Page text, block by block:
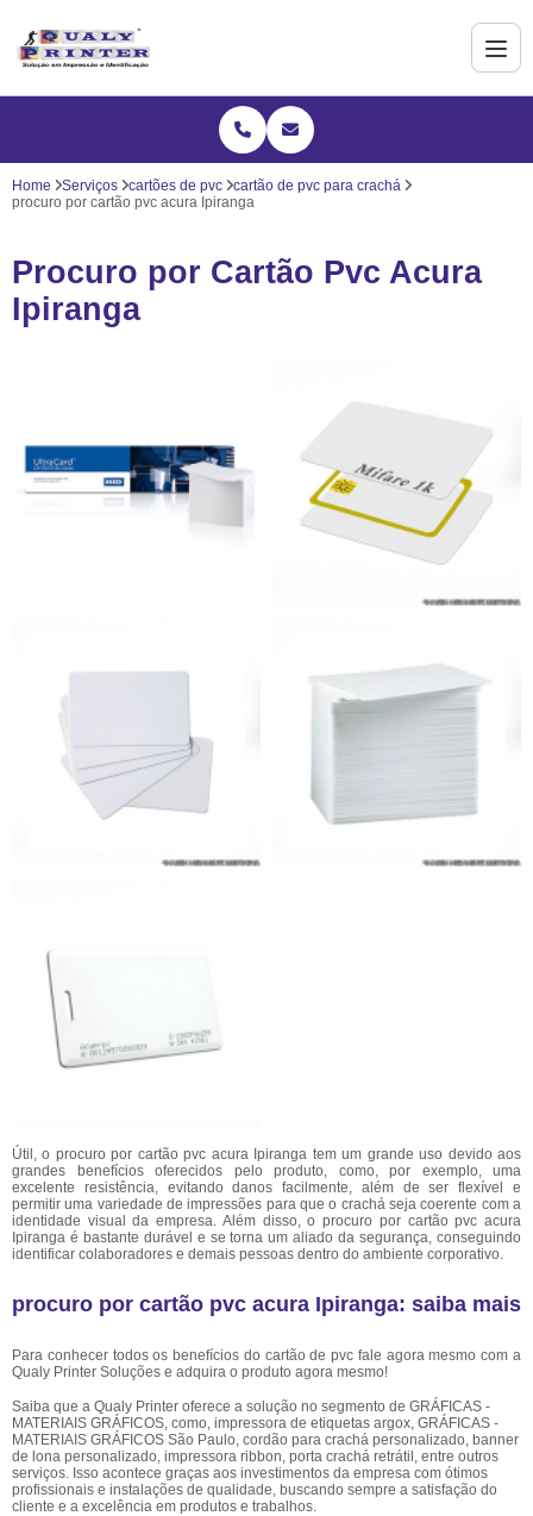
Home Serviços cartões de pvc
cartão de pvc para crachá
procuro por cartão pvc acura Ipiranga
Procuro por Cartão Pvc Acura
Ipiranga
Útil, o procuro por cartão pvc acura Ipiranga tem um grande uso devido aos
grandes benefícios oferecidos pelo produto, como, por exemplo, uma
excelente resistência, evitando danos facilmente, além de ser flexível e
permitir uma variedade de impressões para que o crachá seja coerente com a
identidade visual da empresa. Além disso, o procuro por cartão pvc acura
Ipiranga é bastante durável e se torna um aliado da segurança, conseguindo
identificar colaboradores e demais pessoas dentro do ambiente corporativo.
procuro por cartão pvc acura Ipiranga: saiba mais
Para conhecer todos os benefícios do cartão de pvc fale agora mesmo com a
Qualy Printer Soluções e adquira o produto agora mesmo!
Saiba que a Qualy Printer oferece a solução no segmento de GRÁFICAS -
MATERIAIS GRÁFICOS, como, impressora de etiquetas argox, GRÁFICAS -
MATERIAIS GRÁFICOS São Paulo, cordão para crachá personalizado, banner
de lona personalizado, impressora ribbon, porta crachá retrátil, entre outros
serviços. Isso acontece graças aos investimentos da empresa com ótimos
profissionais e instalações de qualidade, buscando sempre a satisfação do
cliente e a excelência em produtos e trabalhos.